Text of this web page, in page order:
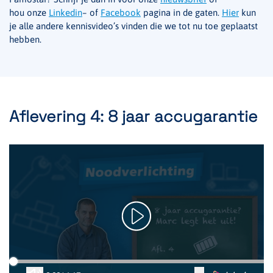
hou onze Linkedin– of Facebook pagina in de gaten. Hier kun
je alle andere kennisvideo’s vinden die we tot nu toe geplaatst
hebben.
Aflevering 4: 8 jaar accugarantie